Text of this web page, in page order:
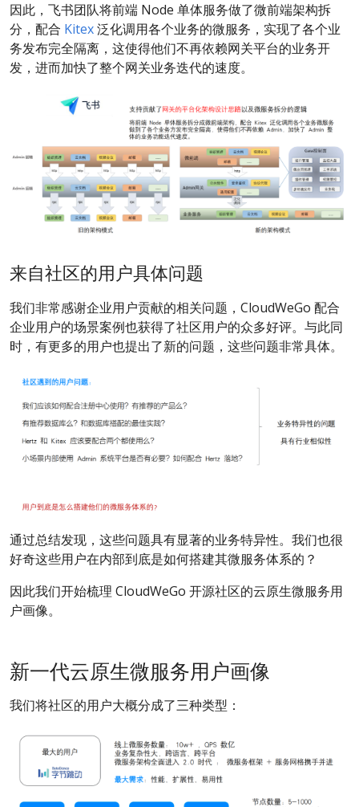
因此，飞书团队将前端 Node 单体服务做了微前端架构拆
分，配合 Kitex泛化调用各个业务的微服务，实现了各个业
务发布完全隔离，这使得他们不再依赖网关平台的业务开
发，进而加快了整个网关业务迭代的速度。
来自社区的用户具体问题
我们非常感谢企业用户贡献的相关问题，CloudWeGo 配合
企业用户的场景案例也获得了社区用户的众多好评。与此同
时，有更多的用户也提出了新的问题，这些问题非常具体。
通过总结发现，这些问题具有显著的业务特异性。我们也很
好奇这些用户在内部到底是如何搭建其微服务体系的？
因此我们开始梳理 CloudWeGo 开源社区的云原生微服务用
户画像。
新一代云原生微服务用户画像
我们将社区的用户大概分成了三种类型：